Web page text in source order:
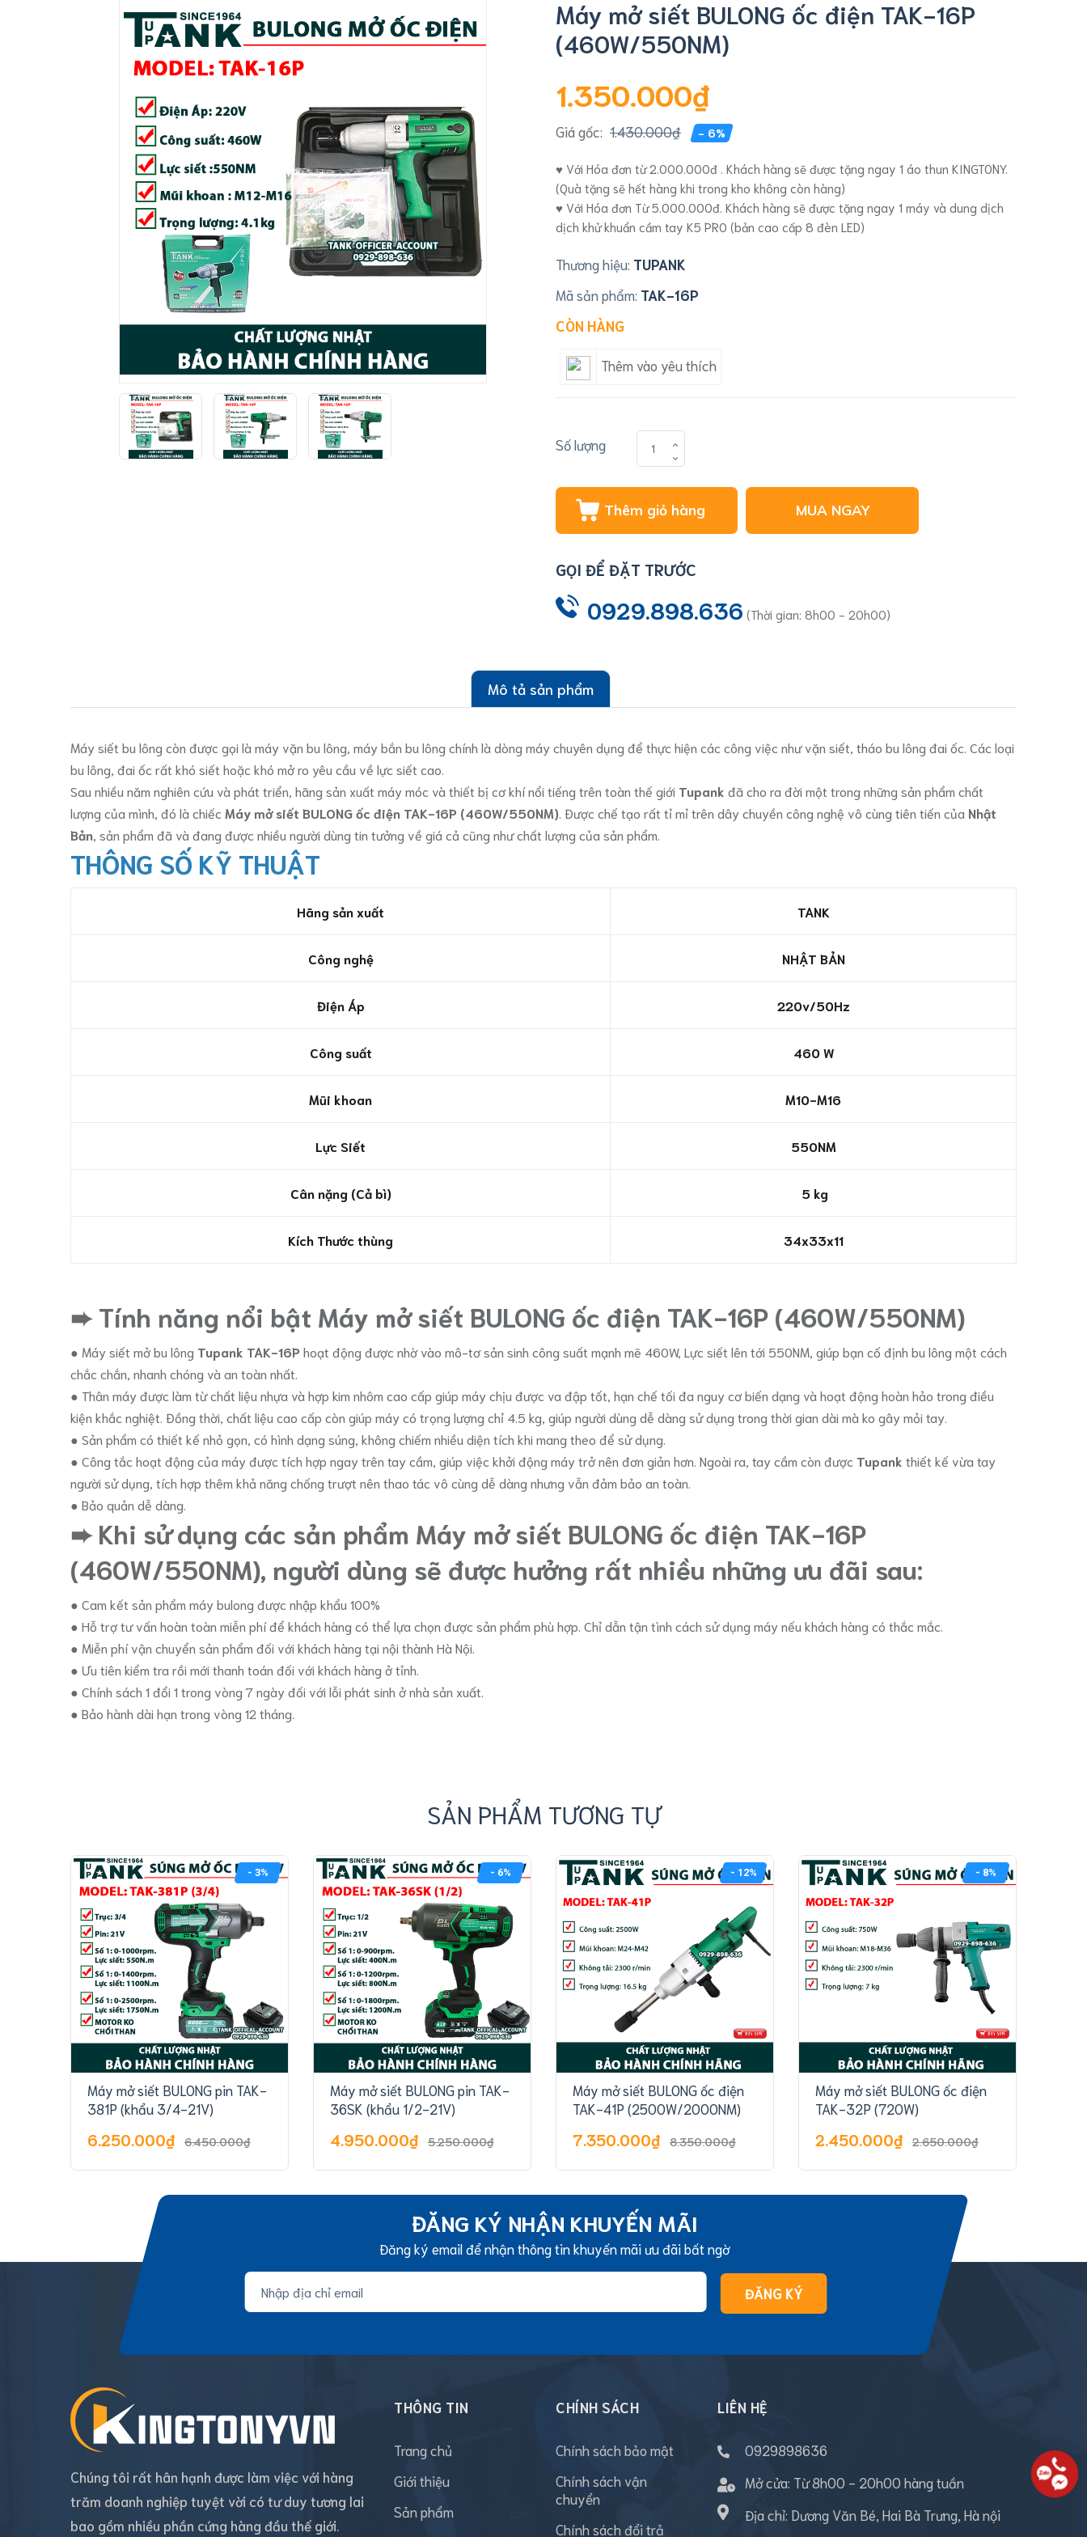
Máy mở siết BULONG ốc điện TAK-16P
(460W/550NM)
1.350.000₫
Giá gốc: 1.430.000₫ - 6%
♥ Với Hóa đơn từ 2.000.000đ . Khách hàng sẽ được tặng ngay 1 áo thun KINGTONY.
(Quà tặng sẽ hết hàng khi trong kho không còn hàng)
♥ Với Hóa đơn Từ 5.000.000đ. Khách hàng sẽ được tặng ngay 1 máy và dung dịch
dịch khử khuẩn cầm tay K5 PRO (bản cao cấp 8 đèn LED)
Thương hiệu: TUPANK
Mã sản phẩm: TAK-16P
CÒN HÀNG
Thêm vào yêu thích
Số lượng
Thêm giỏ hàng MUA NGAY
GỌI ĐỂ ĐẶT TRƯỚC
0929.898.636 (Thời gian: 8h00 - 20h00)
Mô tả sản phẩm
Máy siết bu lông còn được gọi là máy vặn bu lông, máy bắn bu lông chính là dòng máy chuyên dụng để thực hiện các công việc như vặn siết, tháo bu lông đai ốc. Các loại
bu lông, đai ốc rất khó siết hoặc khó mở ro yêu cầu về lực siết cao.
Sau nhiều năm nghiên cứu và phát triển, hãng sản xuất máy móc và thiết bị cơ khí nổi tiếng trên toàn thế giới Tupank đã cho ra đời một trong những sản phẩm chất
lượng của mình, đó là chiếc Máy mở siết BULONG ốc điện TAK-16P (460W/550NM) . Được chế tạo rất tỉ mỉ trên dây chuyền công nghệ vô cùng tiên tiến của Nhật
Bản , sản phẩm đã và đang được nhiều người dùng tin tưởng về giá cả cũng như chất lượng của sản phẩm.
THÔNG SỐ KỸ THUẬT
Hãng sản xuất TANK
Công nghệ NHẬT BẢN
Điện Áp 220v/50Hz
Công suất 460 W
Mũi khoan M10-M16
Lực Siết 550NM
Cân nặng (Cả bì) 5 kg
Kích Thước thùng 34x33x11
➨ Tính năng nổi bật Máy mở siết BULONG ốc điện TAK-16P (460W/550NM)
● Máy siết mở bu lông Tupank TAK-16P hoạt động được nhờ vào mô-tơ sản sinh công suất mạnh mẽ 460W, Lực siết lên tới 550NM, giúp bạn cố định bu lông một cách
chắc chắn, nhanh chóng và an toàn nhất.
● Thân máy được làm từ chất liệu nhựa và hợp kim nhôm cao cấp giúp máy chịu được va đập tốt, hạn chế tối đa nguy cơ biến dạng và hoạt động hoàn hảo trong điều
kiện khắc nghiệt. Đồng thời, chất liệu cao cấp còn giúp máy có trọng lượng chỉ 4.5 kg, giúp người dùng dễ dàng sử dụng trong thời gian dài mà ko gây mỏi tay.
● Sản phẩm có thiết kế nhỏ gọn, có hình dạng súng, không chiếm nhiều diện tích khi mang theo để sử dụng.
● Công tắc hoạt động của máy được tích hợp ngay trên tay cầm, giúp việc khởi động máy trở nên đơn giản hơn. Ngoài ra, tay cầm còn được Tupank thiết kế vừa tay
người sử dụng, tích hợp thêm khả năng chống trượt nên thao tác vô cùng dễ dàng nhưng vẫn đảm bảo an toàn.
● Bảo quản dễ dàng.
➨ Khi sử dụng các sản phẩm Máy mở siết BULONG ốc điện TAK-16P
(460W/550NM), người dùng sẽ được hưởng rất nhiều những ưu đãi sau:
● Cam kết sản phẩm máy bulong được nhập khẩu 100%
● Hỗ trợ tư vấn hoàn toàn miễn phí để khách hàng có thể lựa chọn được sản phẩm phù hợp. Chỉ dẫn tận tình cách sử dụng máy nếu khách hàng có thắc mắc.
● Miễn phí vận chuyển sản phẩm đối với khách hàng tại nội thành Hà Nội.
● Ưu tiên kiểm tra rồi mới thanh toán đối với khách hàng ở tỉnh.
● Chính sách 1 đổi 1 trong vòng 7 ngày đối với lỗi phát sinh ở nhà sản xuất.
● Bảo hành dài hạn trong vòng 12 tháng.
SẢN PHẨM TƯƠNG TỰ
- 3%
Máy mở siết BULONG pin TAK-
381P (khẩu 3/4-21V)
6.250.000₫ 6.450.000₫
- 6%
Máy mở siết BULONG pin TAK-
36SK (khẩu 1/2-21V)
4.950.000₫ 5.250.000₫
- 12%
Máy mở siết BULONG ốc điện
TAK-41P (2500W/2000NM)
7.350.000₫ 8.350.000₫
- 8%
Máy mở siết BULONG ốc điện
TAK-32P (720W)
2.450.000₫ 2.650.000₫
ĐĂNG KÝ NHẬN KHUYẾN MÃI
Đăng ký email để nhận thông tin khuyến mãi ưu đãi bất ngờ
ĐĂNG KÝ
Chúng tôi rất hân hạnh được làm việc với hàng
trăm doanh nghiệp tuyệt vời có tư duy tương lai
bao gồm nhiều phần cứng hàng đầu thế giới.
THÔNG TIN
Trang chủ
Giới thiệu
Sản phẩm
CHÍNH SÁCH
Chính sách bảo mật
Chính sách vận
chuyển
Chính sách đổi trả
LIÊN HỆ
0929898636
Mở cửa: Từ 8h00 - 20h00 hàng tuần
Địa chỉ: Dương Văn Bé, Hai Bà Trưng, Hà nội